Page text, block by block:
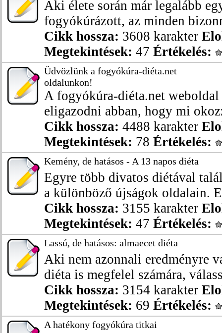
Aki élete során már legalább
fogyókúrázott, az minden
Cikk hossza: 3608 karakter
Megtekintések: 47 Értékelés:
Üdvözlünk a fogyókúra-diéta.net
oldalunkon!
A fogyókúra-diéta.net weboldal
eligazodni abban, hogy mi
Cikk hossza: 4488 karakter
Megtekintések: 78 Értékelés:
Kemény, de hatásos - A 13 napos diéta
Egyre több divatos diétával
a különböző újságok oldalain.
Cikk hossza: 3155 karakter
Megtekintések: 47 Értékelés:
Lassú, de hatásos: almaecet diéta
Aki nem azonnali eredményre
diéta is megfelel számára,
Cikk hossza: 3154 karakter
Megtekintések: 69 Értékelés:
A hatékony fogyókúra titkai